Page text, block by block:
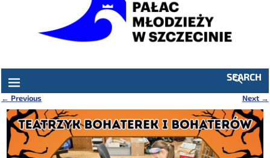
SEARCH
Nawigacja
← Previous Next →